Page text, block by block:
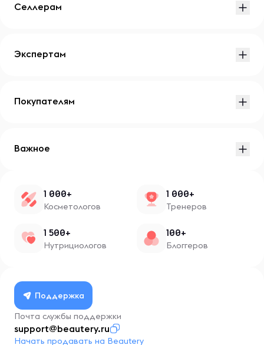
Селлерам
Экспертам
Покупателям
Важное
1 000+
Косметологов
1 000+
Тренеров
1 500+
Нутрициологов
100+
Блоггеров
Поддержка
Почта службы поддержки
support@beautery.ru
Начать продавать на Beautery